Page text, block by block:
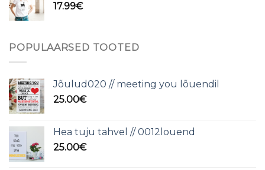
17.99€
POPULAARSED TOOTED
Jõulud020 // meeting you lõuendil
25.00€
Hea tuju tahvel // 0012louend
25.00€